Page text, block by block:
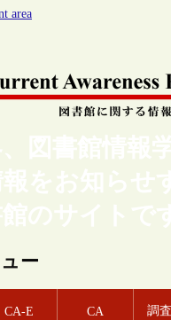
area
図書館情報
をお知らせ
のサイトで
ー
CA-E CA 調